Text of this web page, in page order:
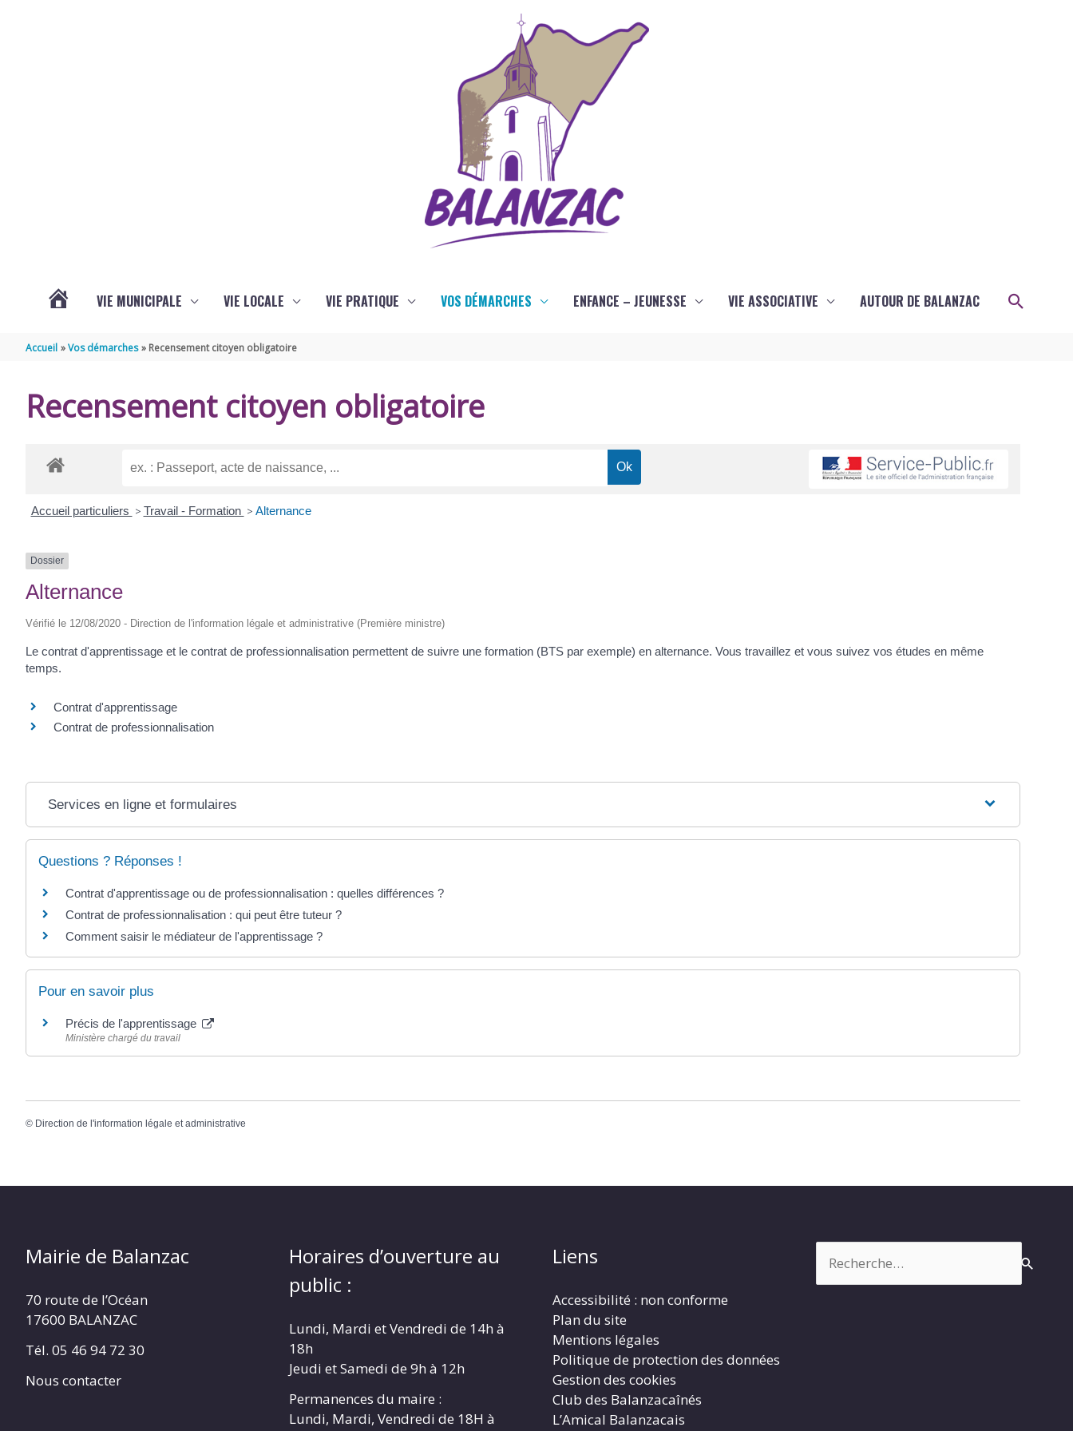
VIE MUNICIPALE VIE LOCALE VIE PRATIQUE VOS DÉMARCHES ENFANCE – JEUNESSE VIE ASSOCIATIVE AUTOUR DE BALANZAC
Accueil Vos démarches Recensement citoyen obligatoire
Recensement citoyen obligatoire
Accueil particuliers > Travail - Formation > Alternance
Dossier
Alternance
Vérifié le 12/08/2020 - Direction de l'information légale et administrative (Première ministre)
Le contrat d'apprentissage et le contrat de professionnalisation permettent de suivre une formation (BTS par exemple) en alternance. Vous travaillez et vous suivez vos études en même
temps.
Contrat d'apprentissage
Contrat de professionnalisation
Services en ligne et formulaires
Questions ? Réponses !
Contrat d'apprentissage ou de professionnalisation : quelles différences ?
Contrat de professionnalisation : qui peut être tuteur ?
Comment saisir le médiateur de l'apprentissage ?
Pour en savoir plus
Précis de l'apprentissage
Ministère chargé du travail
© Direction de l'information légale et administrative
Mairie de Balanzac
70 route de l’Océan
17600 BALANZAC
Tél. 05 46 94 72 30
Nous contacter
Horaires d’ouverture au
public :
Lundi, Mardi et Vendredi de 14h à
18h
Jeudi et Samedi de 9h à 12h
Permanences du maire :
Lundi, Mardi, Vendredi de 18H à
Liens
Accessibilité : non conforme
Plan du site
Mentions légales
Politique de protection des données
Gestion des cookies
Club des Balanzacaînés
L’Amical Balanzacais